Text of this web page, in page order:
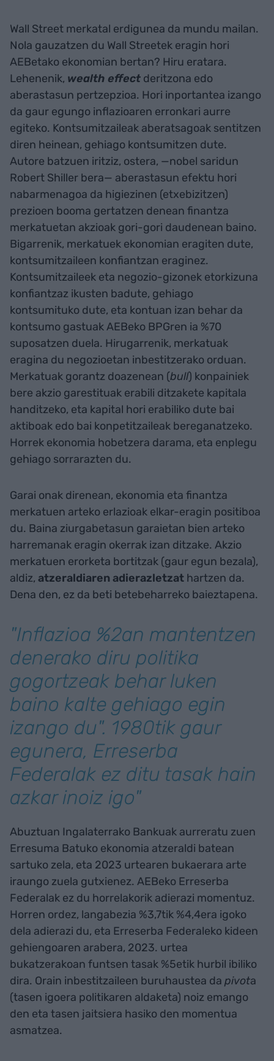
Wall Street merkatal erdigunea da mundu mailan.
Nola gauzatzen du Wall Streetek eragin hori
AEBetako ekonomian bertan? Hiru eratara.
Lehenenik, wealth effect deritzona edo
aberastasun pertzepzioa. Hori inportantea izango
da gaur egungo inflazioaren erronkari aurre
egiteko. Kontsumitzaileak aberatsagoak sentitzen
diren heinean, gehiago kontsumitzen dute.
Autore batzuen iritziz, ostera, —nobel saridun
Robert Shiller bera— aberastasun efektu hori
nabarmenagoa da higiezinen (etxebizitzen)
prezioen booma gertatzen denean finantza
merkatuetan akzioak gori-gori daudenean baino.
Bigarrenik, merkatuek ekonomian eragiten dute,
kontsumitzaileen konfiantzan eraginez.
Kontsumitzaileek eta negozio-gizonek etorkizuna
konfiantzaz ikusten badute, gehiago
kontsumituko dute, eta kontuan izan behar da
kontsumo gastuak AEBeko BPGren ia %70
suposatzen duela. Hirugarrenik, merkatuak
eragina du negozioetan inbestitzerako orduan.
Merkatuak gorantz doazenean (bull) konpainiek
bere akzio garestituak erabili ditzakete kapitala
handitzeko, eta kapital hori erabiliko dute bai
aktiboak edo bai konpetitzaileak bereganatzeko.
Horrek ekonomia hobetzera darama, eta enplegu
gehiago sorrarazten du.
Garai onak direnean, ekonomia eta finantza
merkatuen arteko erlazioak elkar-eragin positiboa
du. Baina ziurgabetasun garaietan bien arteko
harremanak eragin okerrak izan ditzake. Akzio
merkatuen erorketa bortitzak (gaur egun bezala),
aldiz, atzeraldiaren adierazletzat hartzen da.
Dena den, ez da beti betebeharreko baieztapena.
"Inflazioa %2an mantentzen
denerako diru politika
gogortzeak behar luken
baino kalte gehiago egin
izango du". 1980tik gaur
egunera, Erreserba
Federalak ez ditu tasak hain
azkar inoiz igo"
Abuztuan Ingalaterrako Bankuak aurreratu zuen
Erresuma Batuko ekonomia atzeraldi batean
sartuko zela, eta 2023 urtearen bukaerara arte
iraungo zuela gutxienez. AEBeko Erreserba
Federalak ez du horrelakorik adierazi momentuz.
Horren ordez, langabezia %3,7tik %4,4era igoko
dela adierazi du, eta Erreserba Federaleko kideen
gehiengoaren arabera, 2023. urtea
bukatzerakoan funtsen tasak %5etik hurbil ibiliko
dira. Orain inbestitzaileen buruhaustea da pivota
(tasen igoera politikaren aldaketa) noiz emango
den eta tasen jaitsiera hasiko den momentua
asmatzea.